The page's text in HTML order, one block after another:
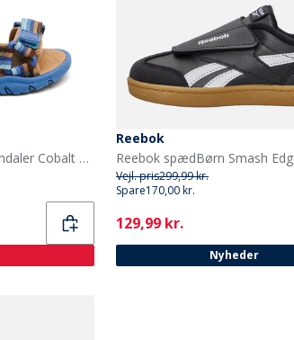
Bisgaard Børne Nico Sandaler Cobalt Mix
Reebok
Vejl. pris299,99 kr.
Spare170,00 kr.
Current
129,99 kr.
Nyheder